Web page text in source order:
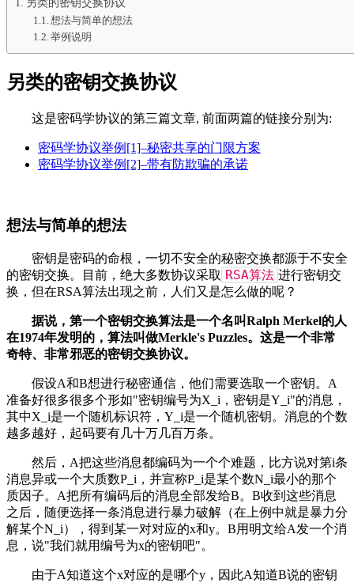
另类的密钥交换协议
想法与简单的想法
举例说明
另类的密钥交换协议
这是密码学协议的第三篇文章, 前面两篇的链接分别为:
密码学协议举例[1]–秘密共享的门限方案
密码学协议举例[2]–带有防欺骗的承诺
想法与简单的想法
密钥是密码的命根，一切不安全的秘密交换都源于不安全
的密钥交换。目前，绝大多数协议采取 RSA算法 进行密钥交
换，但在RSA算法出现之前，人们又是怎么做的呢？
据说，第一个密钥交换算法是一个名叫Ralph Merkel的人
在1974年发明的，算法叫做Merkle's Puzzles。这是一个非常
奇特、非常邪恶的密钥交换协议。
假设A和B想进行秘密通信，他们需要选取一个密钥。A
准备好很多很多个形如"密钥编号为X_i，密钥是Y_i"的消息，
其中X_i是一个随机标识符，Y_i是一个随机密钥。消息的个数
越多越好，起码要有几十万几百万条。
然后，A把这些消息都编码为一个个难题，比方说对第i条
消息异或一个大质数P_i，并宣称P_i是某个数N_i最小的那个
质因子。A把所有编码后的消息全部发给B。B收到这些消息
之后，随便选择一条消息进行暴力破解（在上例中就是暴力分
解某个N_i），得到某一对对应的x和y。B用明文给A发一个消
息，说"我们就用编号为x的密钥吧"。
由于A知道这个x对应的是哪个y，因此A知道B说的密钥